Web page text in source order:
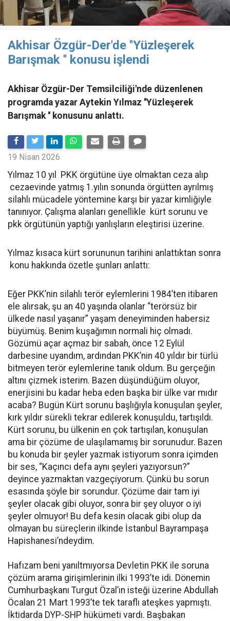
Akhisar Özgür-Der'de ''Yüzleşerek
Barışmak '' konusu işlendi
Akhisar Özgür-Der Temsilciliği'nde düzenlenen
programda yazar Aytekin Yılmaz ''Yüzleşerek
Barışmak '' konusunu anlattı.
19 Nisan 2026
Yılmaz 10 yıl PKK örgütüne üye olmaktan ceza alıp
cezaevinde yatmış 1.yılın sonunda örgütten ayrılmış
silahlı mücadele yöntemine karşı bir yazar kimliğiyle
tanınıyor. Çalışma alanları genellikle kürt sorunu ve
pkk örgütünün yaptığı yanlışların eleştirisi üzerine.
Yılmaz kısaca kürt sorununun tarihini anlattıktan sonra
konu hakkında özetle şunları anlattı:
Eğer PKK’nin silahlı terör eylemlerini 1984’ten itibaren
ele alırsak, şu an 40 yaşında olanlar “terörsüz bir
ülkede nasıl yaşanır” yaşam deneyiminden habersiz
büyümüş. Benim kuşağımın normali hiç olmadı.
Gözümü açar açmaz bir sabah, önce 12 Eylül
darbesine uyandım, ardından PKK’nin 40 yıldır bir türlü
bitmeyen terör eylemlerine tanık oldum. Bu gerçeğin
altını çizmek isterim. Bazen düşündüğüm oluyor,
enerjisini bu kadar heba eden başka bir ülke var mıdır
acaba? Bugün Kürt sorunu başlığıyla konuşulan şeyler,
kırk yıldır sürekli tekrar edilerek konuşuldu, tartışıldı.
Kürt sorunu, bu ülkenin en çok tartışılan, konuşulan
ama bir çözüme de ulaşılamamış bir sorunudur. Bazen
bu konuda bir şeyler yazmak istiyorum sonra içimden
bir ses, “Kaçıncı defa aynı şeyleri yazıyorsun?”
deyince yazmaktan vazgeçiyorum. Çünkü bu sorun
esasında şöyle bir sorundur. Çözüme dair tam iyi
şeyler olacak gibi oluyor, sonra bir şey oluyor o iyi
şeyler olmuyor! Bu defa kesin olacak gibi olup da
olmayan bu süreçlerin ilkinde İstanbul Bayrampaşa
Hapishanesi’ndeydim.
Hafızam beni yanıltmıyorsa Devletin PKK ile soruna
çözüm arama girişimlerinin ilki 1993’te idi. Dönemin
Cumhurbaşkanı Turgut Özal’ın isteği üzerine Abdullah
Öcalan 21 Mart 1993’te tek taraflı ateşkes yapmıştı.
İktidarda DYP-SHP hükümeti vardı. Başbakan